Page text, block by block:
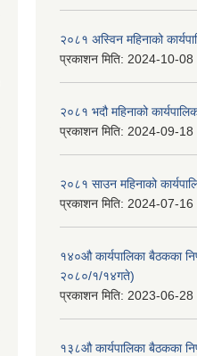
२०८१ अस्विन महिनाको
प्रकाशन मिति: 2024-10-08
२०८१ भदौ महिनाको
प्रकाशन मिति: 2024-09-18
२०८१ साउन महिनाको
प्रकाशन मिति: 2024-07-16
१४०औ कार्यपालिका बैठकका
२०८०/१/१४गते)
प्रकाशन मिति: 2023-06-28
१३८औ कार्यपालिका बैठकका